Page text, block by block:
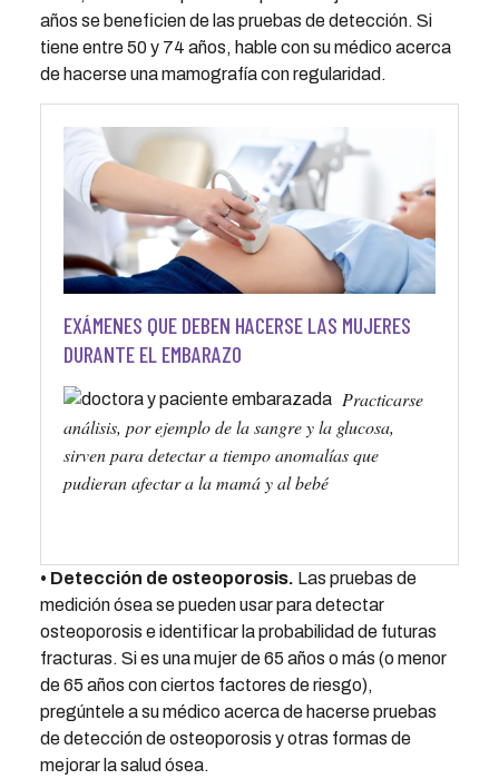
años se beneficien de las pruebas de detección. Si
tiene entre 50 y 74 años, hable con su médico acerca
de hacerse una mamografía con regularidad.
EXÁMENES QUE DEBEN HACERSE LAS MUJERES
DURANTE EL EMBARAZO
Practicarse
análisis, por ejemplo de la sangre y la glucosa,
sirven para detectar a tiempo anomalías que
pudieran afectar a la mamá y al bebé
• Detección de osteoporosis. Las pruebas de
medición ósea se pueden usar para detectar
osteoporosis e identificar la probabilidad de futuras
fracturas. Si es una mujer de 65 años o más (o menor
de 65 años con ciertos factores de riesgo),
pregúntele a su médico acerca de hacerse pruebas
de detección de osteoporosis y otras formas de
mejorar la salud ósea.